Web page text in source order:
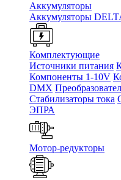
Аккумуляторы
Аккумуляторы
Комплектующие
Источники питания
Компоненты 1-10V
DMX
Стабилизаторы тока
ЭПРА
Мотор-редукторы